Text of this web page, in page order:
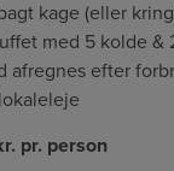
kage (eller
med 5 kolde &
afregnes efter
pr. person